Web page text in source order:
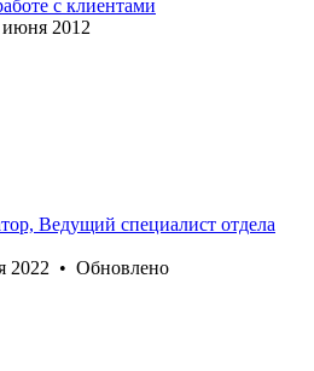
с клиентами
июня 2012
Ведущий специалист отдела
2022 • Обновлено